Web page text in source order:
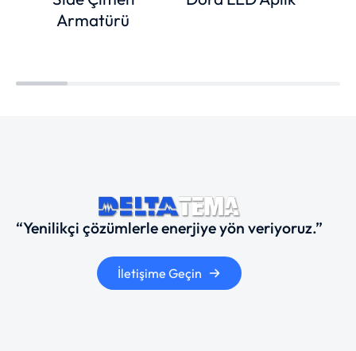
Armatürü
“Yenilikçi çözümlerle enerjiye yön veriyoruz.”
İletişime Geçin